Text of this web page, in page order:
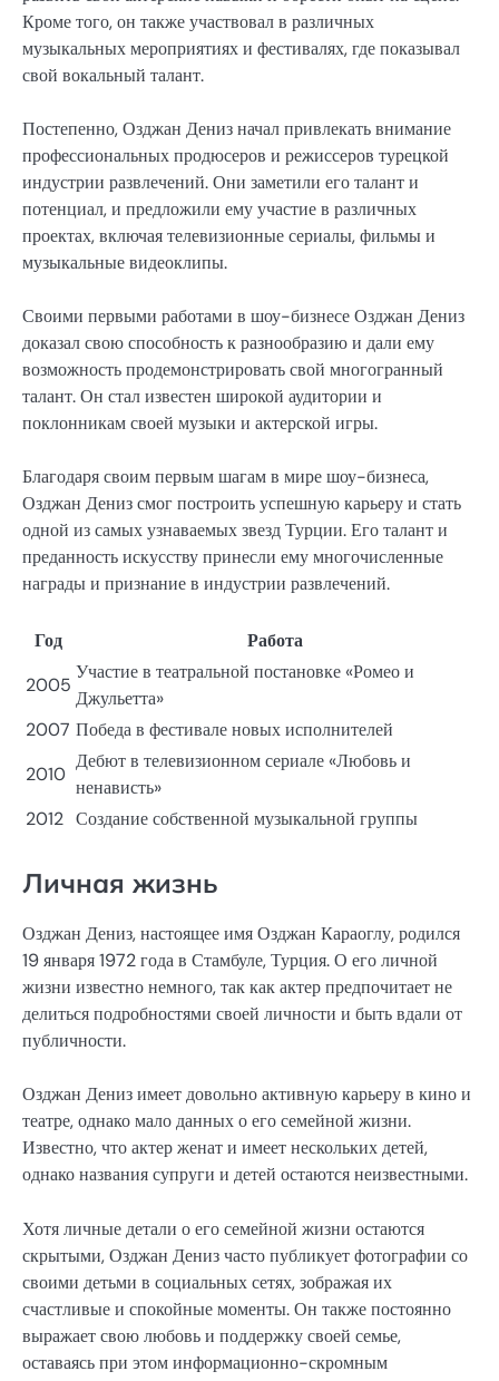
Кроме того, он также участвовал в различных
музыкальных мероприятиях и фестивалях, где показывал
свой вокальный талант.
Постепенно, Озджан Дениз начал привлекать внимание
профессиональных продюсеров и режиссеров турецкой
индустрии развлечений. Они заметили его талант и
потенциал, и предложили ему участие в различных
проектах, включая телевизионные сериалы, фильмы и
музыкальные видеоклипы.
Своими первыми работами в шоу-бизнесе Озджан Дениз
доказал свою способность к разнообразию и дали ему
возможность продемонстрировать свой многогранный
талант. Он стал известен широкой аудитории и
поклонникам своей музыки и актерской игры.
Благодаря своим первым шагам в мире шоу-бизнеса,
Озджан Дениз смог построить успешную карьеру и стать
одной из самых узнаваемых звезд Турции. Его талант и
преданность искусству принесли ему многочисленные
награды и признание в индустрии развлечений.
Год
Работа
2005
Участие в театральной постановке «Ромео и
Джульетта»
2007 Победа в фестивале новых исполнителей
2010
Дебют в телевизионном сериале «Любовь и
ненависть»
2012 Создание собственной музыкальной группы
Личная жизнь
Озджан Дениз, настоящее имя Озджан Караоглу, родился
19 января 1972 года в Стамбуле, Турция. О его личной
жизни известно немного, так как актер предпочитает не
делиться подробностями своей личности и быть вдали от
публичности.
Озджан Дениз имеет довольно активную карьеру в кино и
театре, однако мало данных о его семейной жизни.
Известно, что актер женат и имеет нескольких детей,
однако названия супруги и детей остаются неизвестными.
Хотя личные детали о его семейной жизни остаются
скрытыми, Озджан Дениз часто публикует фотографии со
своими детьми в социальных сетях, зображая их
счастливые и спокойные моменты. Он также постоянно
выражает свою любовь и поддержку своей семье,
оставаясь при этом информационно-скромным